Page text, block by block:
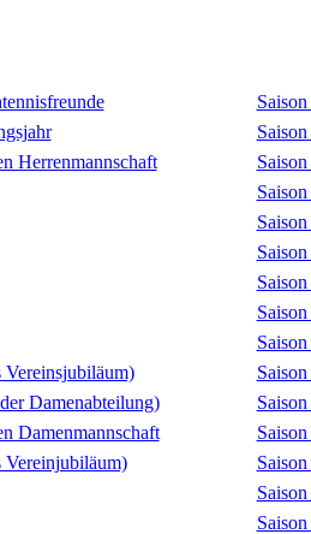
Herrenmannschaft
Vereinsjubiläum)
Damenabteilung)
Damenmannschaft
Vereinjubiläum)